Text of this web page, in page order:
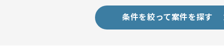
条件を絞って案件を探す